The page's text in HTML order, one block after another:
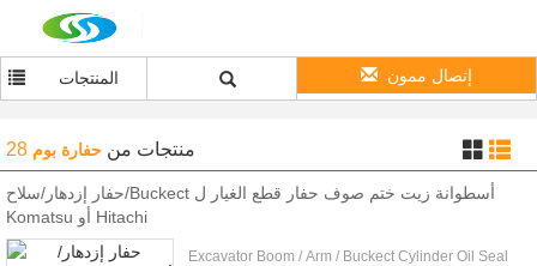
المنتجات إتصال ممون
28 منتجات من حفارة بوم
حفار إزدهار/سلاح/Buckect أسطوانة زيت ختم صوف حفار قطع الغيار ل
Komatsu أو Hitachi
Excavator Boom / Arm / Buckect Cylinder Oil Seal